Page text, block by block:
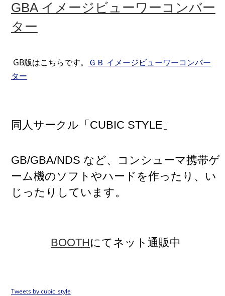
GBA イメージビューワーコンバー
ター
GB版はこちらです。
ＧＢ イメージビューワーコンバー
ター
同人サークル「CUBIC STYLE」
GB/GBA/NDS など、コンシューマ携帯ゲ
ーム機のソフトやハードを作ったり、い
じったりしています。
BOOTHにてネット通販中
Tweets by cubic_style